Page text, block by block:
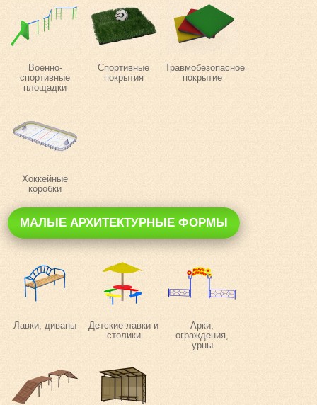
Военно-
спортивные
площадки
Спортивные
покрытия
Травмобезопасное
покрытие
Хоккейные
коробки
МАЛЫЕ АРХИТЕКТУРНЫЕ ФОРМЫ
Лавки, диваны
Детские лавки и
столики
Арки,
ограждения,
урны